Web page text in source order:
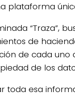
plataforma
“Traza”,
de
de cada
de los
toda esa